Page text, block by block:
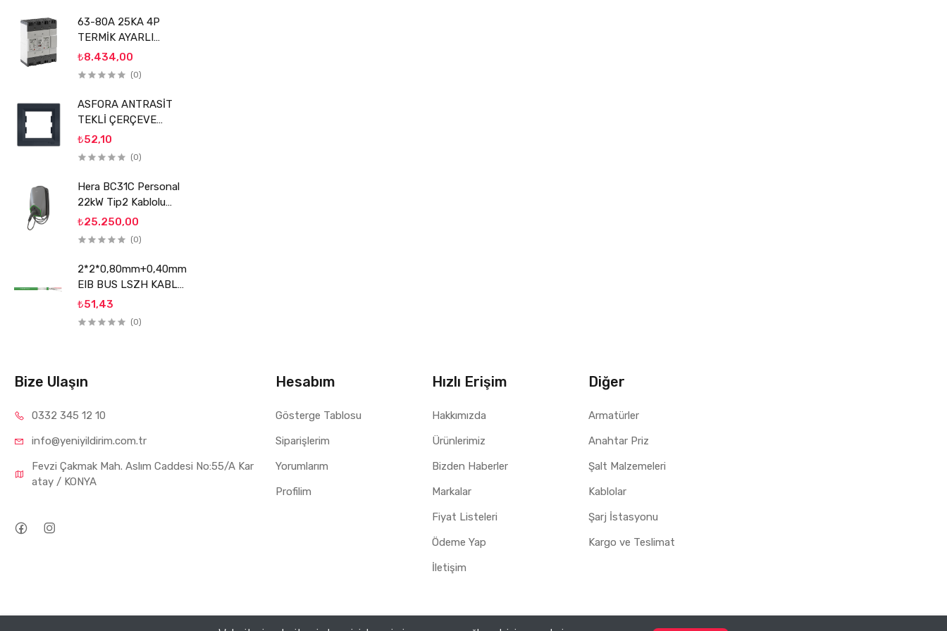
63-80A 25KA 4P
TERMİK AYARLI
KOMPAKT ŞALTER
SİGMA
₺8.434,00
(0)
ASFORA ANTRASİT
TEKLİ ÇERÇEVE
SCHNEİDER
₺52,10
(0)
Hera BC31C Personal
22kW Tip2 Kablolu
Elektrikli Araç Şarj
Ünitesi
₺25.250,00
(0)
2*2*0,80mm+0,40mm
EIB BUS LSZH KABLO
REÇBER
₺51,43
(0)
Bize Ulaşın
0332 345 12 10
info@yeniyildirim.com.tr
Fevzi Çakmak Mah. Aslım Caddesi No:55/A Kar
atay / KONYA
Hesabım
Gösterge Tablosu
Siparişlerim
Yorumlarım
Profilim
Hızlı Erişim
Hakkımızda
Ürünlerimiz
Bizden Haberler
Markalar
Fiyat Listeleri
Ödeme Yap
İletişim
Diğer
Armatürler
Anahtar Priz
Şalt Malzemeleri
Kablolar
Şarj İstasyonu
Kargo ve Teslimat